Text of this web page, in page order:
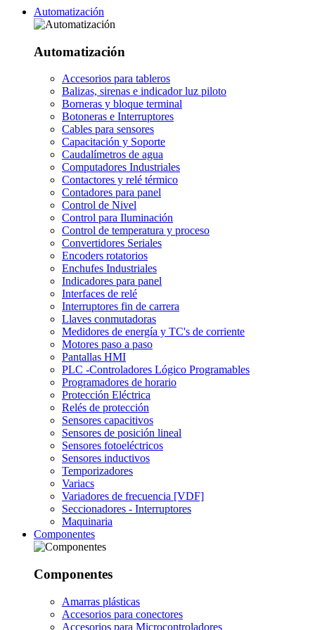
Automatización
Automatización
Accesorios para tableros
Balizas, sirenas e indicador luz piloto
Borneras y bloque terminal
Botoneras e Interruptores
Cables para sensores
Capacitación y Soporte
Caudalímetros de agua
Computadores Industriales
Contactores y relé térmico
Contadores para panel
Control de Nivel
Control para Iluminación
Control de temperatura y proceso
Convertidores Seriales
Encoders rotatorios
Enchufes Industriales
Indicadores para panel
Interfaces de relé
Interruptores fin de carrera
Llaves conmutadoras
Medidores de energía y TC's de corriente
Motores paso a paso
Pantallas HMI
PLC -Controladores Lógico Programables
Programadores de horario
Protección Eléctrica
Relés de protección
Sensores capacitivos
Sensores de posición lineal
Sensores fotoeléctricos
Sensores inductivos
Temporizadores
Variacs
Variadores de frecuencia [VDF]
Seccionadores - Interruptores
Maquinaria
Componentes
Componentes
Amarras plásticas
Accesorios para conectores
Accesorios para Microcontroladores